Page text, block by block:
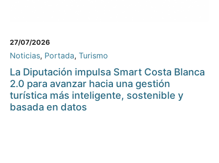
27/07/2026
Noticias, Portada, Turismo
La Diputación impulsa Smart Costa Blanca
2.0 para avanzar hacia una gestión
turística más inteligente, sostenible y
basada en datos